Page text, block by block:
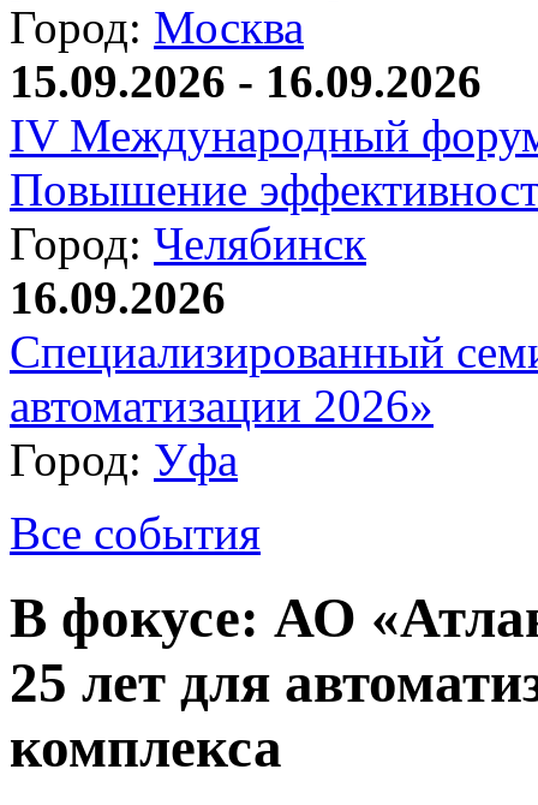
Город: Москва
15.09.2026 - 16.09.2026
IV Международный
Повышение
Город: Челябинск
16.09.2026
Специализированный
автоматизации 2026»
Город: Уфа
Все события
В фокусе: АО
25 лет для
комплекса